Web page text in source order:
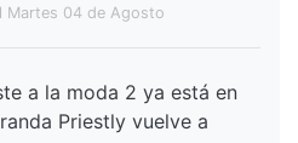
Martes 04 de Agosto
a la moda 2 ya está en
Priestly vuelve a